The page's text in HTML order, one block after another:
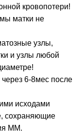
кровопотери!
матки не
узлы,
и узлы любой
6-8мес после
исходами
сохраняющие
ММ.